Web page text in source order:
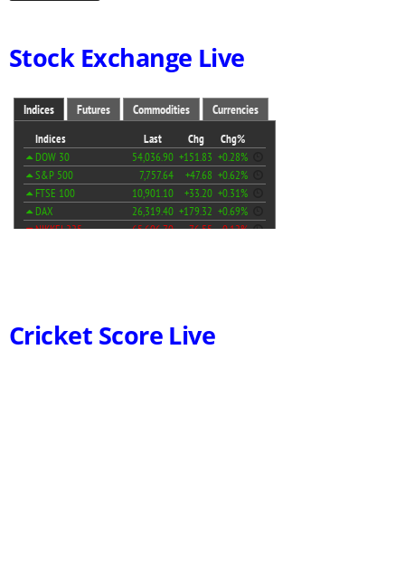
Stock Exchange Live
Cricket Score Live